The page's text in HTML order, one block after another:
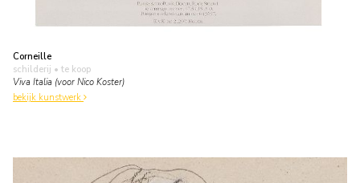
Corneille
schilderij • te koop
Viva Italia (voor Nico Koster)
bekijk kunstwerk